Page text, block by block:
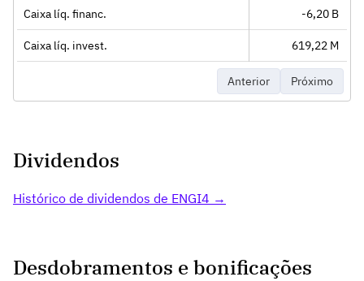
Caixa líq. financ. -6,20 B
Caixa líq. invest. 619,22 M
Anterior Próximo
Dividendos
Histórico de dividendos de ENGI4 →
Desdobramentos e bonificações